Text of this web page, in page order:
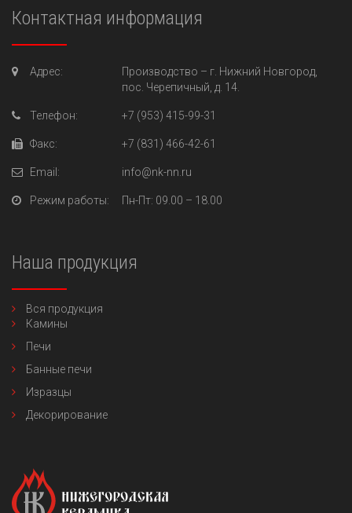
Контактная информация
Адрес: Производство – г. Нижний Новгород,
пос. Черепичный, д. 14.
Телефон: +7 (953) 415-99-31
Факс: +7 (831) 466-42-61
Email: info@nk-nn.ru
Режим работы: Пн-Пт: 09.00 – 18.00
Наша продукция
Вся продукция
Камины
Печи
Банные печи
Изразцы
Декорирование